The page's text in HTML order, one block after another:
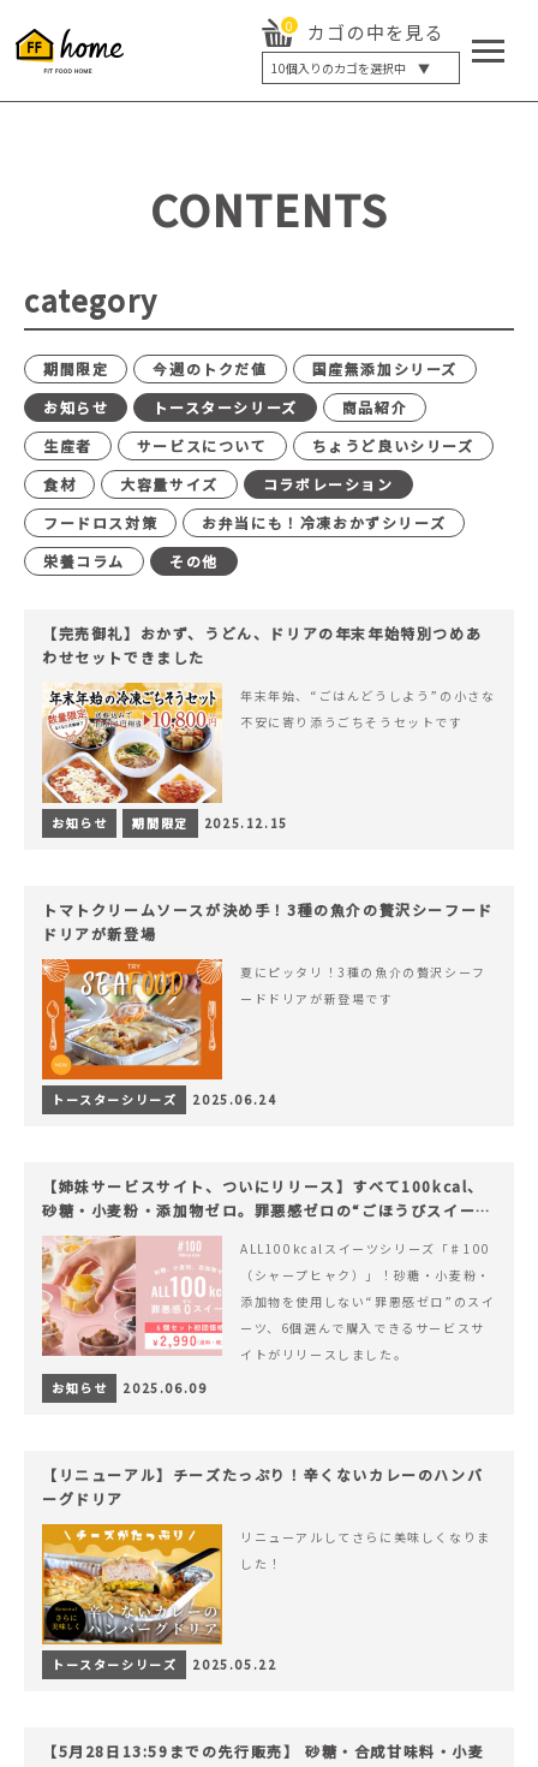
0 カゴの中を見る
10個入りのカゴを選択中 ▼
5個入り
20個入り
最大12%OFF
CONTENTS
category
期間限定 今週のトクだ値
国産無添加シリーズ
お知らせ
トースターシリーズ
商品紹介
生産者
サービスについて
ちょうど良いシリーズ
食材
大容量サイズ
コラボレーション
フードロス対策
お弁当にも！冷凍おかずシリーズ
栄養コラム
その他
【完売御礼】おかず、うどん、ドリアの年末年始特別つめあ
わせセットできました
年末年始、“ごはんどうしよう”の小さな
不安に寄り添うごちそうセットです
お知らせ 期間限定 2025.12.15
トマトクリームソースが決め手！3種の魚介の贅沢シーフード
ドリアが新登場
夏にピッタリ！3種の魚介の贅沢シーフ
ードドリアが新登場です
トースターシリーズ 2025.06.24
【姉妹サービスサイト、ついにリリース】すべて100kcal、
砂糖・小麦粉・添加物ゼロ。罪悪感ゼロの“ごほうびスイー
ツ”『#100（シャープ100）』
ALL100kcalスイーツシリーズ「♯100
（シャープヒャク）」！砂糖・小麦粉・
添加物を使用しない“罪悪感ゼロ”のスイ
ーツ、6個選んで購入できるサービスサ
イトがリリースしました。
お知らせ
2025.06.09
【リニューアル】チーズたっぷり！辛くないカレーのハンバ
ーグドリア
リニューアルしてさらに美味しくなりま
した！
トースターシリーズ 2025.05.22
【5月28日13:59までの先行販売】 砂糖・合成甘味料・小麦